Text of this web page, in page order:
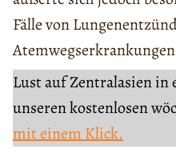
Fälle von
Lust auf Zentralasien
unseren kostenlosen
mit einem Klick.